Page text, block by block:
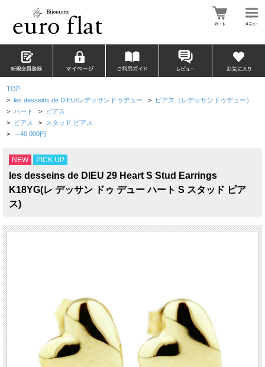
TOP
> les desseins de DIEU/レデッサンドゥデュー > ピアス（レデッサンドゥデュー）
> ハート > ピアス
> ピアス > スタッド ピアス
> ～40,000円
NEW PICK UP
les desseins de DIEU 29 Heart S Stud Earrings
K18YG(レ デッサン ドゥ デュー ハート S スタッド ピア
ス)